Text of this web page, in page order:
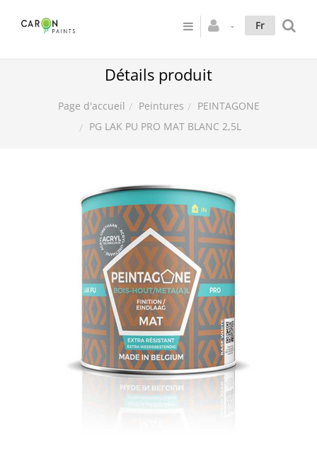
Fr
Détails produit
Page d'accueil Peintures
PEINTAGONE
PG LAK PU PRO MAT BLANC 2,5L